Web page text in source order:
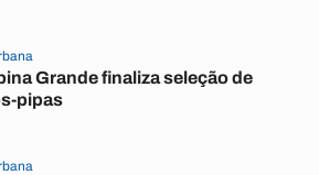
Grande finaliza seleção de
pipas